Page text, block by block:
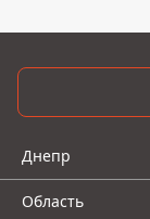
Днепр
Область